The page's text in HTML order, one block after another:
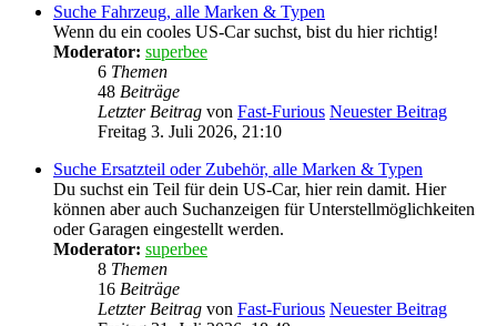
Suche Fahrzeug, alle Marken & Typen
Wenn du ein cooles US-Car suchst, bist du hier richtig!
Moderator: superbee
6 Themen
48 Beiträge
Letzter Beitrag von Fast-Furious Neuester Beitrag
Freitag 3. Juli 2026, 21:10
Suche Ersatzteil oder Zubehör, alle Marken & Typen
Du suchst ein Teil für dein US-Car, hier rein damit. Hier
können aber auch Suchanzeigen für Unterstellmöglichkeiten
oder Garagen eingestellt werden.
Moderator: superbee
8 Themen
16 Beiträge
Letzter Beitrag von Fast-Furious Neuester Beitrag